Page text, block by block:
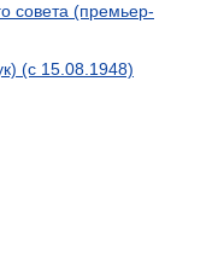
совета (премьер-
(с 15.08.1948)